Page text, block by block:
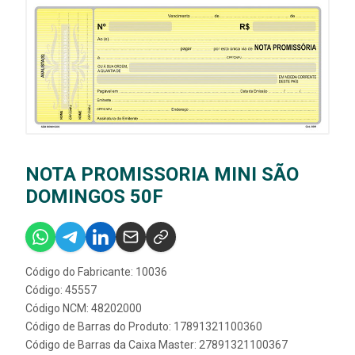
NOTA PROMISSORIA MINI SÃO
DOMINGOS 50F
Código do Fabricante: 10036
Código: 45557
Código NCM: 48202000
Código de Barras do Produto: 17891321100360
Código de Barras da Caixa Master: 27891321100367